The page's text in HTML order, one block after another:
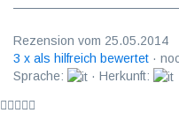
Rezension vom 25.05.2014
3 x als hilfreich bewertet ·
Sprache:
· Herkunft: